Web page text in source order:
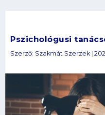
Pszichológusi
Szerző: Szakmát Szerzek|